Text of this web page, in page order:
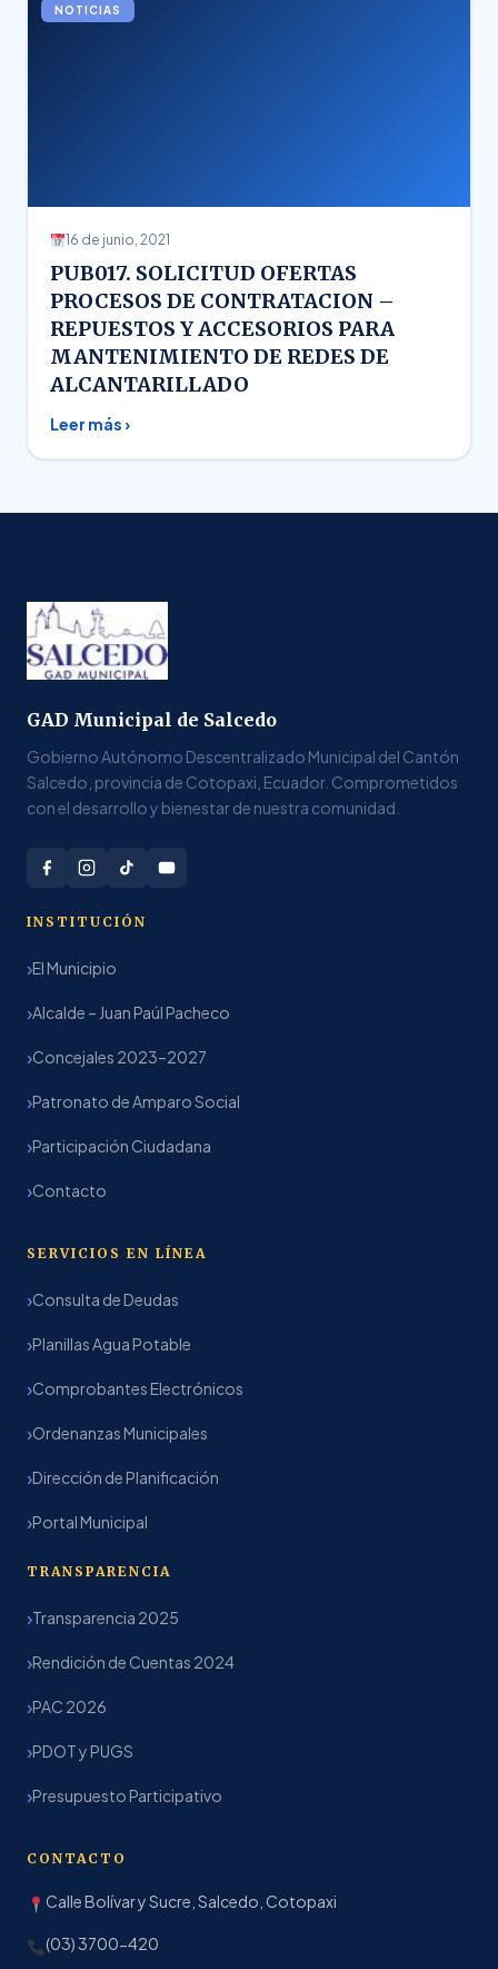
NOTICIAS
16 de junio, 2021
PUB017. SOLICITUD OFERTAS
PROCESOS DE CONTRATACION –
REPUESTOS Y ACCESORIOS PARA
MANTENIMIENTO DE REDES DE
ALCANTARILLADO
Leer más ›
GAD Municipal de Salcedo
Gobierno Autónomo Descentralizado Municipal del Cantón
Salcedo, provincia de Cotopaxi, Ecuador. Comprometidos
con el desarrollo y bienestar de nuestra comunidad.
INSTITUCIÓN
El Municipio
Alcalde – Juan Paúl Pacheco
Concejales 2023–2027
Patronato de Amparo Social
Participación Ciudadana
Contacto
SERVICIOS EN LÍNEA
Consulta de Deudas
Planillas Agua Potable
Comprobantes Electrónicos
Ordenanzas Municipales
Dirección de Planificación
Portal Municipal
TRANSPARENCIA
Transparencia 2025
Rendición de Cuentas 2024
PAC 2026
PDOT y PUGS
Presupuesto Participativo
CONTACTO
Calle Bolívar y Sucre, Salcedo, Cotopaxi
(03) 3700-420